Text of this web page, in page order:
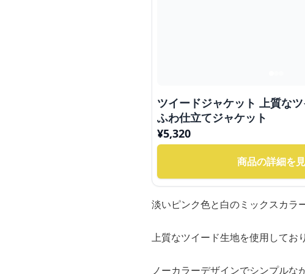
ツイードジャケット 上質な
ふわ仕立てジャケット
¥5,320
商品の詳細を
淡いピンク色と白のミックスカラ
上質なツイード生地を使用してお
ノーカラーデザインでシンプルな